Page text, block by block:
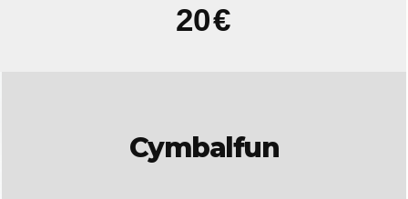
20€
Cymbalfun